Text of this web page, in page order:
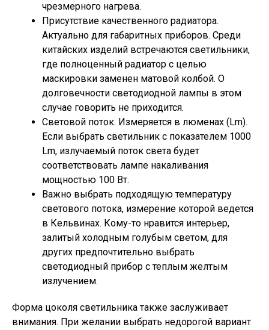
чрезмерного нагрева.
Присутствие качественного радиатора.
Актуально для габаритных приборов. Среди
китайских изделий встречаются светильники,
где полноценный радиатор с целью
маскировки заменен матовой колбой. О
долговечности светодиодной лампы в этом
случае говорить не приходится.
Световой поток. Измеряется в люменах (Lm).
Если выбрать светильник с показателем 1000
Lm, излучаемый поток света будет
соответствовать лампе накаливания
мощностью 100 Вт.
Важно выбрать подходящую температуру
светового потока, измерение которой ведется
в Кельвинах. Кому-то нравится интерьер,
залитый холодным голубым светом, для
других предпочтительно выбрать
светодиодный прибор с теплым желтым
излучением.
Форма цоколя светильника также заслуживает
внимания. При желании выбрать недорогой вариант